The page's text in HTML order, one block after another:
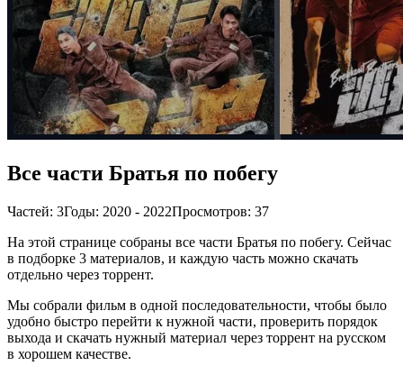
Все части Братья по побегу
Частей: 3Годы: 2020 - 2022Просмотров: 37
На этой странице собраны все части Братья по побегу. Сейчас
в подборке 3 материалов, и каждую часть можно скачать
отдельно через торрент.
Мы собрали фильм в одной последовательности, чтобы было
удобно быстро перейти к нужной части, проверить порядок
выхода и скачать нужный материал через торрент на русском
в хорошем качестве.